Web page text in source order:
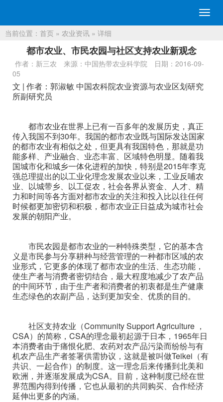
切
换
当前位置： 首页 » 农业资讯 » 详细
都市农业、市民农园与社区支持农业新观念
作者：新三农 来源：中国热带农业科学院
日期：2016-09-
05
文 | 作者：郭淑敏 中国农科院农业资源与农业区划研究
所副研究员
都市农业在世界上已有一百多年的发展历史，真正
传入我国不到30年。我国的都市农业既与国际发达国家
的都市农业有相似之处，但更具有我国特色，那就是功
能多样、产业融合、业态丰富、区域特色明显。随着我
国城市化和城乡一体化进程的加快，特别是2015年李克
强总理提出的以工业化理念发展农业以来，工业反哺农
业、以城带乡、以工促农，社会各界从资金、人才、精
力和时间等各方面对都市农业的关注和投入比以往任何
时候都更加密切和积极，都市农业正日益成为城市社会
发展的朝阳产业。
市民农园是都市农业的一种特殊类型，它的基本含
义是市民参与分享耕种与经营管理的一种都市区域的农
业形式，它更多的体现了都市农业的生活、生态功能，
使生产者与消费者密切结合，最大程度地减少了农产品
的中间环节，由于生产者和消费者的初衷都是生产健康
生态绿色的农副产品，达到更加安全、优质的目的。
社区支持农业（Community Support Agriculture ，
CSA）的简称，CSA的理念最初起源于日本，1965年日
本消费者由于痛恨化肥、农药对农产品污染而纷纷与有
机农产品生产者签署供需协议，这就是被叫做Teikei（有
共识、一起合作）的制度。这一理念后来传播到北美和
欧洲，并逐渐发展成为CSA。目前，这种制度已经在世
界范围内得到传播，它也从最初的共同购买、合作经济
延伸出更多的内涵。